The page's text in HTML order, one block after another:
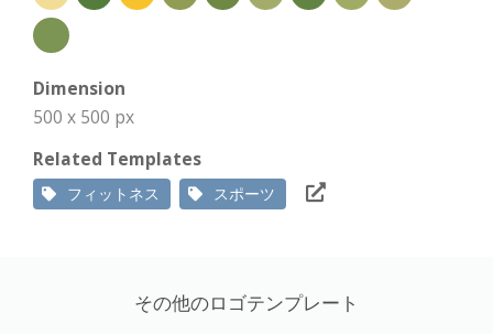
Dimension
500 x 500 px
Related Templates
フィットネス スポーツ
その他のロゴテンプレート